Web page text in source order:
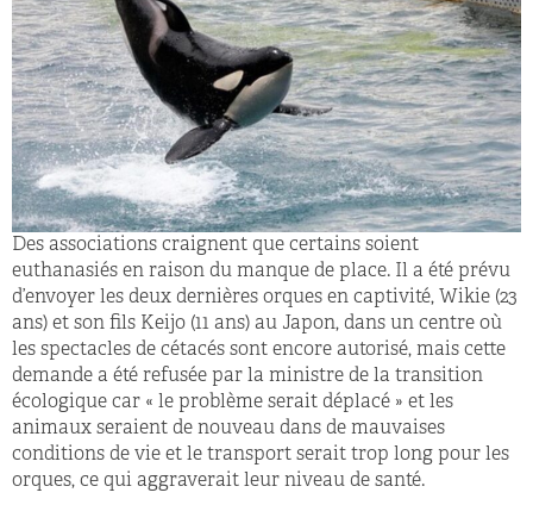
Des associations craignent que certains soient
euthanasiés en raison du manque de place. Il a été prévu
d’envoyer les deux dernières orques en captivité, Wikie (23
ans) et son fils Keijo (11 ans) au Japon, dans un centre où
les spectacles de cétacés sont encore autorisé, mais cette
demande a été refusée par la ministre de la transition
écologique car « le problème serait déplacé » et les
animaux seraient de nouveau dans de mauvaises
conditions de vie et le transport serait trop long pour les
orques, ce qui aggraverait leur niveau de santé.